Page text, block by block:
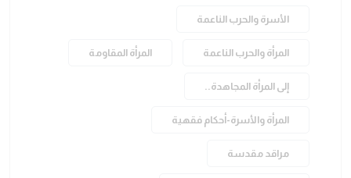
الأسرة والحرب الناعمة
المرأة والحرب الناعمة المرأة المقاومة
إلى المرأة المجاهدة..
المرأة والأسرة-أحكام فقهية
مراقد مقدسة